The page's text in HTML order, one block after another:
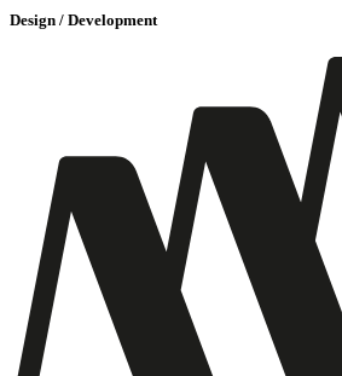
Design / Development